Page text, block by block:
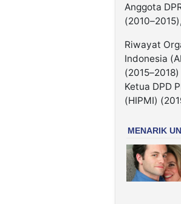
Anggota
Riwayat
Indonesia
(2015–2018)
Ketua DPD
(HIPMI)